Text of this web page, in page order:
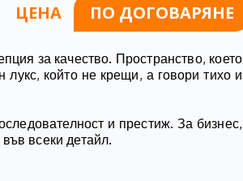
ЦЕНА ПО ДОГОВАРЯНЕ
за качество. Пространство, което
който не крещи, а говори тихо и
и престиж. За бизнес,
всеки детайл.